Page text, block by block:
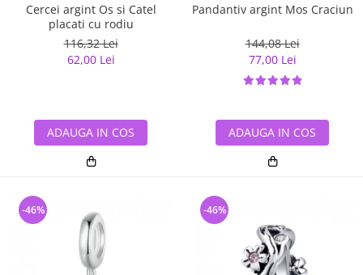
Cercei argint Os si Catel
placati cu rodiu
116,32 Lei
62,00 Lei
ADAUGA IN COS
Pandantiv argint Mos Craciun
144,08 Lei
77,00 Lei
ADAUGA IN COS
-46% -46%